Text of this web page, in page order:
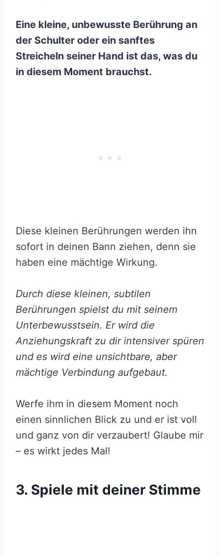
Eine kleine, unbewusste Berührung an
der Schulter oder ein sanftes
Streicheln seiner Hand ist das, was du
in diesem Moment brauchst.
Diese kleinen Berührungen werden ihn
sofort in deinen Bann ziehen, denn sie
haben eine mächtige Wirkung.
Durch diese kleinen, subtilen
Berührungen spielst du mit seinem
Unterbewusstsein. Er wird die
Anziehungskraft zu dir intensiver spüren
und es wird eine unsichtbare, aber
mächtige Verbindung aufgebaut.
Werfe ihm in diesem Moment noch
einen sinnlichen Blick zu und er ist voll
und ganz von dir verzaubert! Glaube mir
– es wirkt jedes Mal!
3. Spiele mit deiner Stimme